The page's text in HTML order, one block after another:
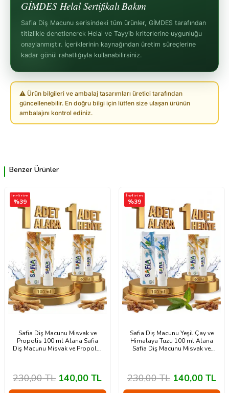
GİMDES Helal Sertifikalı Bakım
Safia Diş Macunu serisindeki tüm ürünler, GİMDES tarafından
titizlikle denetlenerek Helal ve Tayyib kriterlerine uygunluğu
onaylanmıştır. İçeriklerinin kaynağından üretim süreçlerine
kadar gönül rahatlığıyla kullanabilirsiniz.
⚠ Ürün bilgileri ve ambalaj tasarımları üretici tarafından
güncellenebilir. En doğru bilgi için lütfen size ulaşan ürünün
ambalajını kontrol ediniz.
Benzer Ürünler
İndirim
%39
Safia Diş Macunu Misvak ve
Propolis 100 ml Alana Safia
Diş Macunu Misvak ve Propolis
230,00TL 140,00 TL
İndirim
%39
Safia Diş Macunu Yeşil Çay ve
Himalaya Tuzu 100 ml Alana
Safia Diş Macunu Misvak ve
230,00TL 140,00TL